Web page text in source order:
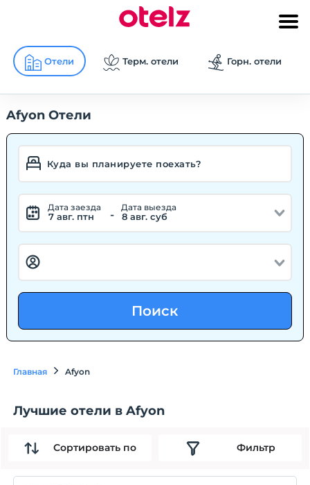
Отели Терм. отели Горн. отели
Afyon Отели
Дата заезда
7 авг. птн -
Дата выезда
8 авг. суб
Поиск
Главная Afyon
Лучшие отели в Afyon
Сортировать по Фильтр